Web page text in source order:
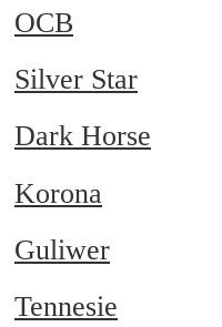
OCB
Silver Star
Dark Horse
Korona
Guliwer
Tennesie